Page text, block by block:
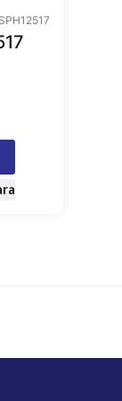
SPH12517